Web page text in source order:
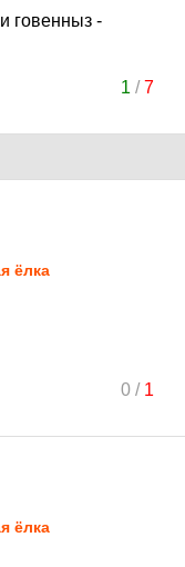
говенныз -
1 /7
ёлка
0/ 1
ёлка